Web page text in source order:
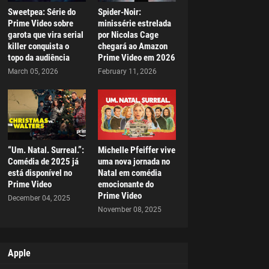
Sweetpea: Série do
Prime Video sobre
garota que vira serial
killer conquista o
topo da audiência
March 05, 2026
Spider-Noir:
minissérie estrelada
por Nicolas Cage
chegará ao Amazon
Prime Video em 2026
February 11, 2026
“Um. Natal. Surreal.”:
Comédia de 2025 já
está disponível no
Prime Video
December 04, 2025
Michelle Pfeiffer vive
uma nova jornada no
Natal em comédia
emocionante do
Prime Video
November 08, 2025
Apple